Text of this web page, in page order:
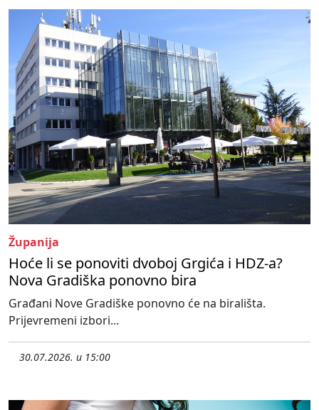
Županija
Hoće li se ponoviti dvoboj Grgića i HDZ-a?
Nova Gradiška ponovno bira
Građani Nove Gradiške ponovno će na birališta.
Prijevremeni izbori...
30.07.2026. u 15:00